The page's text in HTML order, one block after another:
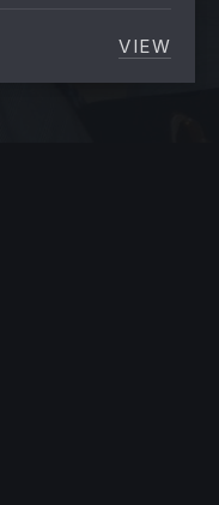
VIEWFLOS